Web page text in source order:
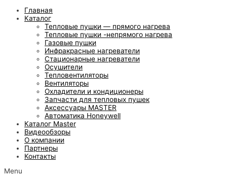
Главная
Каталог
Тепловые пушки — прямого нагрева
Тепловые пушки -непрямого нагрева
Газовые пушки
Инфракрасные нагреватели
Стационарные нагреватели
Осушители
Тепловентиляторы
Вентиляторы
Охладители и кондиционеры
Запчасти для тепловых пушек
Аксессуары MASTER
Автоматика Honeywell
Каталог Master
Видеообзоры
О компании
Партнеры
Контакты
Menu